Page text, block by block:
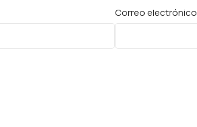
Correo electrónico